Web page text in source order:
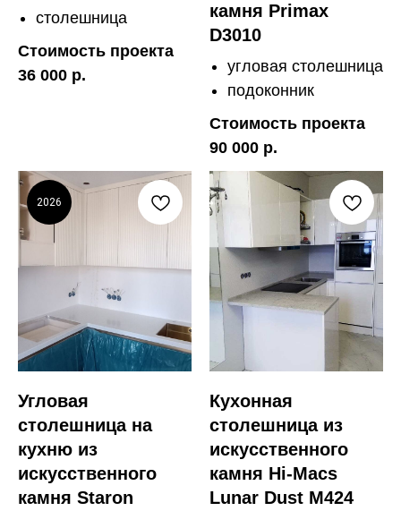
столешница
Стоимость проекта
36 000 р.
камня Primax
D3010
угловая столешница
подоконник
Стоимость проекта
90 000 р.
2026
Угловая
столешница на
кухню из
искусственного
камня Staron
Кухонная
столешница из
искусственного
камня Hi-Macs
Lunar Dust M424